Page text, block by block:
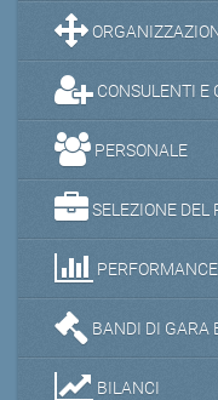
CONSULENTI E
PERSONALE
SELEZIONE DEL
PERFORMANCE
BANDI DI GARA
BILANCI